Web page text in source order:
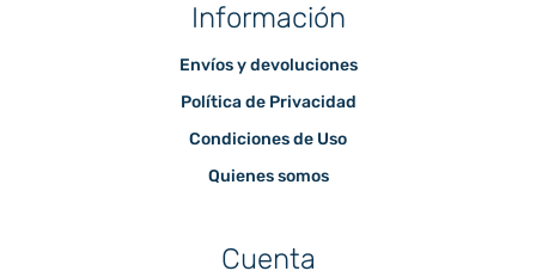
Información
Envíos y devoluciones
Política de Privacidad
Condiciones de Uso
Quienes somos
Cuenta